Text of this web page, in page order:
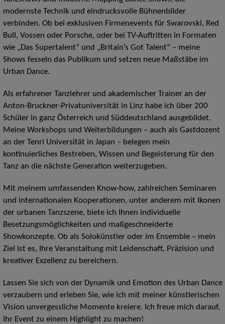
modernste Technik und eindrucksvolle Bühnenbilder
verbinden. Ob bei exklusiven Firmenevents für Swarovski, Red
Bull, Vossen oder Porsche, oder bei TV-Auftritten in Formaten
wie „Das Supertalent“ und „Britain’s Got Talent“ – meine
Shows fesseln das Publikum und setzen neue Maßstäbe im
Urban Dance.
Als erfahrener Tanzlehrer und akademischer Trainer an der
Anton-Bruckner-Privatuniversität in Linz habe ich über 200
Schüler in ganz Österreich und Süddeutschland ausgebildet.
Meine Workshops und Weiterbildungen – auch als Gastdozent
an der Tenri Universität in Japan – belegen mein
kontinuierliches Bestreben, Wissen und Begeisterung für den
Tanz an die nächste Generation weiterzugeben.
Mit meinem umfassenden Know-how, zahlreichen Seminaren
und internationalen Kooperationen, unter anderem mit Ikonen
der urbanen Tanzszene, biete ich Ihnen individuelle
Besetzungsmöglichkeiten und maßgeschneiderte
Showkonzepte. Ob als Solokünstler oder im Ensemble – mein
Ziel ist es, Ihre Veranstaltung mit Leidenschaft, Präzision und
kreativer Exzellenz zu bereichern.
Lassen Sie sich von der Dynamik und Emotion des Urban Dance
verzaubern und erleben Sie, wie ich mit meiner künstlerischen
Vision unvergessliche Momente kreiere. Ich freue mich darauf,
Ihr Event zu einem Highlight zu machen!